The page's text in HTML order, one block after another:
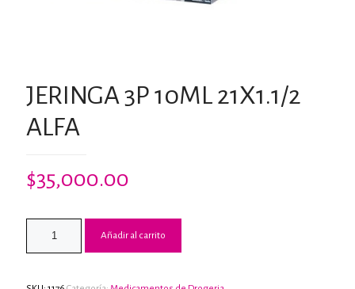
JERINGA 3P 10ML 21X1.1/2
ALFA
$35,000.00
Añadir al carrito